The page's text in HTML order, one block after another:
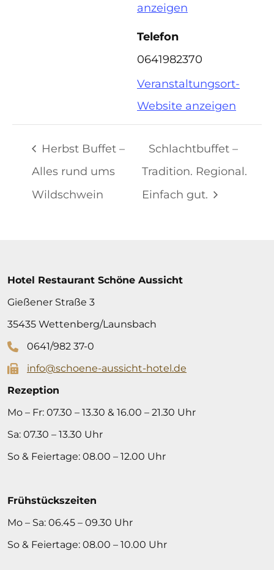
anzeigen
Telefon
0641982370
Veranstaltungsort-
Website anzeigen
Herbst Buffet –
Alles rund ums
Wildschwein
Schlachtbuffet –
Tradition. Regional.
Einfach gut.
Hotel Restaurant Schöne Aussicht
Gießener Straße 3
35435 Wettenberg/Launsbach
0641/982 37-0
info@schoene-aussicht-hotel.de
Rezeption
Mo – Fr: 07.30 – 13.30 & 16.00 – 21.30 Uhr
Sa: 07.30 – 13.30 Uhr
So & Feiertage: 08.00 – 12.00 Uhr
Frühstückszeiten
Mo – Sa: 06.45 – 09.30 Uhr
So & Feiertage: 08.00 – 10.00 Uhr